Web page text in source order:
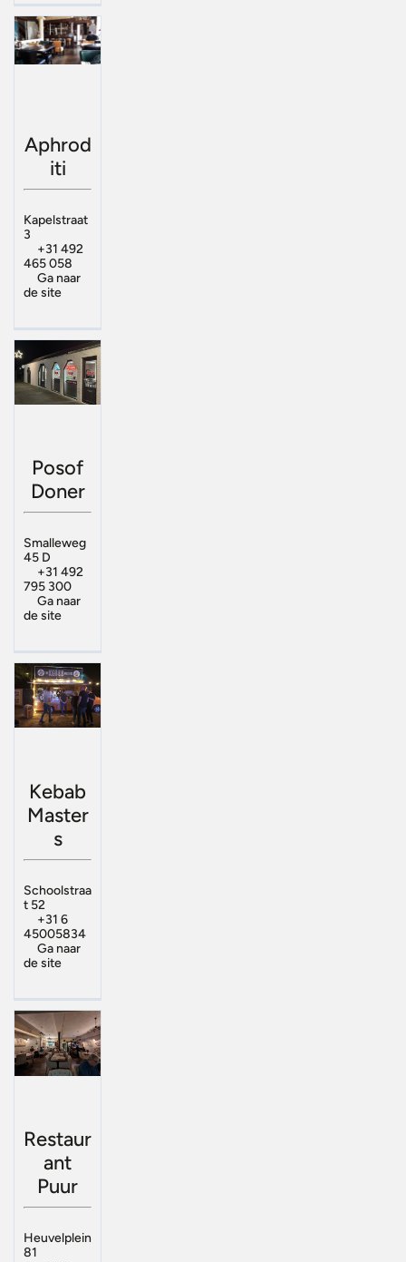
Aphrod
iti
Kapelstraat
3
+31 492
465 058
Ga naar
de site
Posof
Doner
Smalleweg
45 D
+31 492
795 300
Ga naar
de site
Kebab
Master
s
Schoolstraa
t 52
+31 6
45005834
Ga naar
de site
Restaur
ant
Puur
Heuvelplein
81